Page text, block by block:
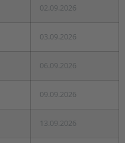
02.09.2026
03.09.2026
06.09.2026
09.09.2026
13.09.2026